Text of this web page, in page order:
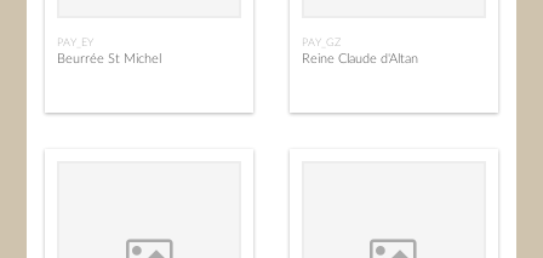
PAY_EY
Beurrée St Michel
PAY_GZ
Reine Claude d'Altan